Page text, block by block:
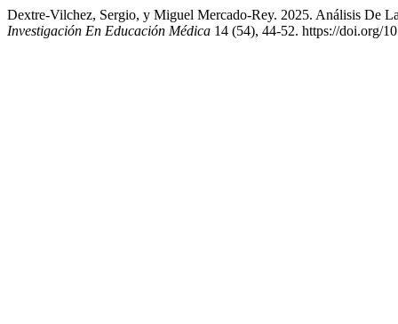
Dextre-Vilchez, Sergio, y Miguel Mercado-Rey. 2025. Análisis De
Investigación En Educación Médica 14 (54), 44-52. https://doi.org/